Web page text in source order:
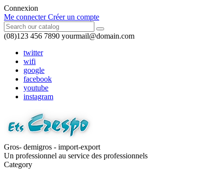
Connexion
Me connecter Créer un compte
(08)123 456 7890 yourmail@domain.com
twitter
wifi
google
facebook
youtube
instagram
Gros- demigros - import-export
Un professionnel au service des professionnels
Category